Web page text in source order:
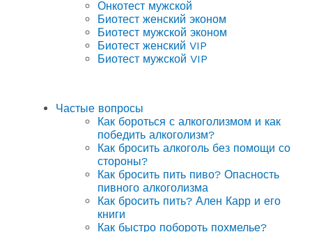
Онкотест мужской
Биотест женский эконом
Биотест мужской эконом
Биотест женский VIP
Биотест мужской VIP
Частые вопросы
Как бороться с алкоголизмом и как
победить алкоголизм?
Как бросить алкоголь без помощи со
стороны?
Как бросить пить пиво? Опасность
пивного алкоголизма
Как бросить пить? Ален Карр и его
книги
Как быстро побороть похмелье?